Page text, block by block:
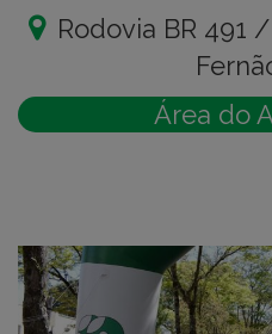
Rodovia BR 491
Área do